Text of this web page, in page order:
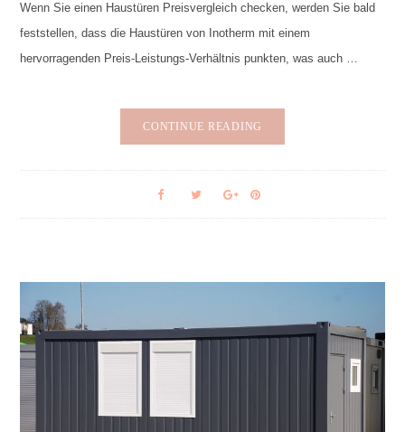
Wenn Sie einen Haustüren Preisvergleich checken, werden Sie bald
feststellen, dass die Haustüren von Inotherm mit einem
hervorragenden Preis-Leistungs-Verhältnis punkten, was auch …
CONTINUE READING